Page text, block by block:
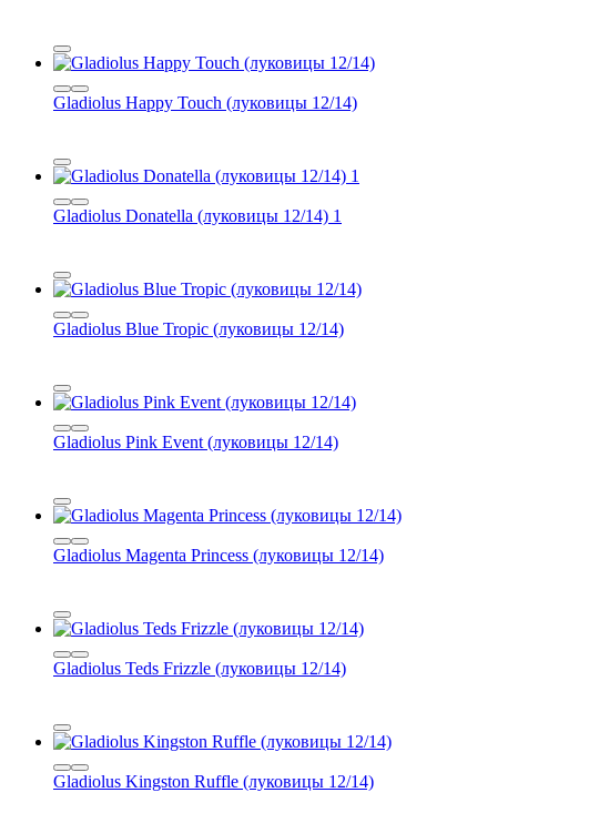
Gladiolus Happy Touch (луковицы 12/14)
Gladiolus Donatella (луковицы 12/14) 1
Gladiolus Blue Tropic (луковицы 12/14)
Gladiolus Pink Event (луковицы 12/14)
Gladiolus Magenta Princess (луковицы 12/14)
Gladiolus Teds Frizzle (луковицы 12/14)
Gladiolus Kingston Ruffle (луковицы 12/14)